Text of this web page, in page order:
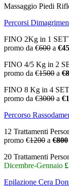
Massaggio Piedi
Percorsi
FINO 2Kg in 1
promo da €600 a
FINO 4/5 Kg in 2
promo da €1500 a
FINO 8 Kg in 4
promo da €3000 a
Percorso
12 Trattamenti
promo €1200 a €800
20 Trattamenti
Dicembre-Gennaio
Epilazione Cera